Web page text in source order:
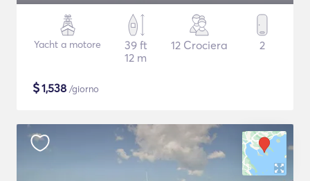
Yacht a motore
39 ft
12 m
12 Crociera 2
$1,538 /giorno